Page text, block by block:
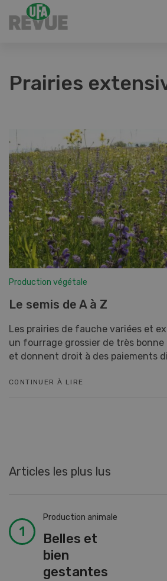
Prairies
Production végétale
Le semis de A à Z
Les prairies de fauche variées et
un fourrage grossier de très
et donnent droit à des paiements
CONTINUER À LIRE
Articles les plus lus
Production animale
Belles et
bien
gestantes